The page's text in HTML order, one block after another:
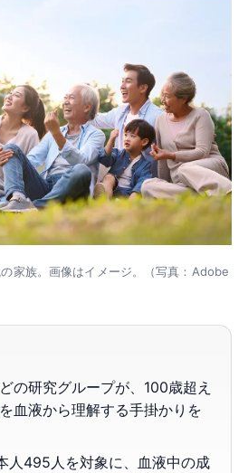
家族。画像はイメージ。（写真：Adobe
の研究グループが、100歳超え
血液から理解する手掛かりを
人495人を対象に、血液中の成